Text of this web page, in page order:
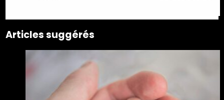
Articles suggérés